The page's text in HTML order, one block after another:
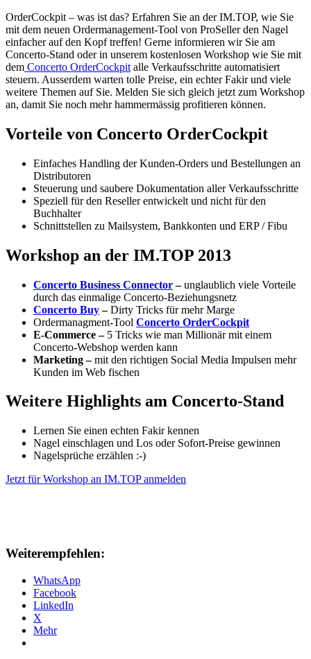
OrderCockpit – was ist das? Erfahren Sie an der IM.TOP, wie Sie
mit dem neuen Ordermanagement-Tool von ProSeller den Nagel
einfacher auf den Kopf treffen! Gerne informieren wir Sie am
Concerto-Stand oder in unserem kostenlosen Workshop wie Sie mit
dem Concerto OrderCockpit alle Verkaufsschritte automatisiert
steuern. Ausserdem warten tolle Preise, ein echter Fakir und viele
weitere Themen auf Sie. Melden Sie sich gleich jetzt zum Workshop
an, damit Sie noch mehr hammermässig profitieren können.
Vorteile von Concerto OrderCockpit
Einfaches Handling der Kunden-Orders und Bestellungen an
Distributoren
Steuerung und saubere Dokumentation aller Verkaufsschritte
Speziell für den Reseller entwickelt und nicht für den
Buchhalter
Schnittstellen zu Mailsystem, Bankkonten und ERP / Fibu
Workshop an der IM.TOP 2013
Concerto Business Connector–unglaublich viele Vorteile
durch das einmalige Concerto-Beziehungsnetz
Concerto Buy –Dirty Tricks für mehr Marge
Ordermanagment-Tool Concerto OrderCockpit
E-Commerce– 5 Tricks wie man Millionär mit einem
Concerto-Webshop werden kann
Marketing–mit den richtigen Social Media Impulsen mehr
Kunden im Web fischen
Weitere Highlights am Concerto-Stand
Lernen Sie einen echten Fakir kennen
Nagel einschlagen und Los oder Sofort-Preise gewinnen
Nagelsprüche erzählen :-)
Jetzt für Workshop an IM.TOP anmelden
Weiterempfehlen:
WhatsApp
Facebook
LinkedIn
X
Mehr